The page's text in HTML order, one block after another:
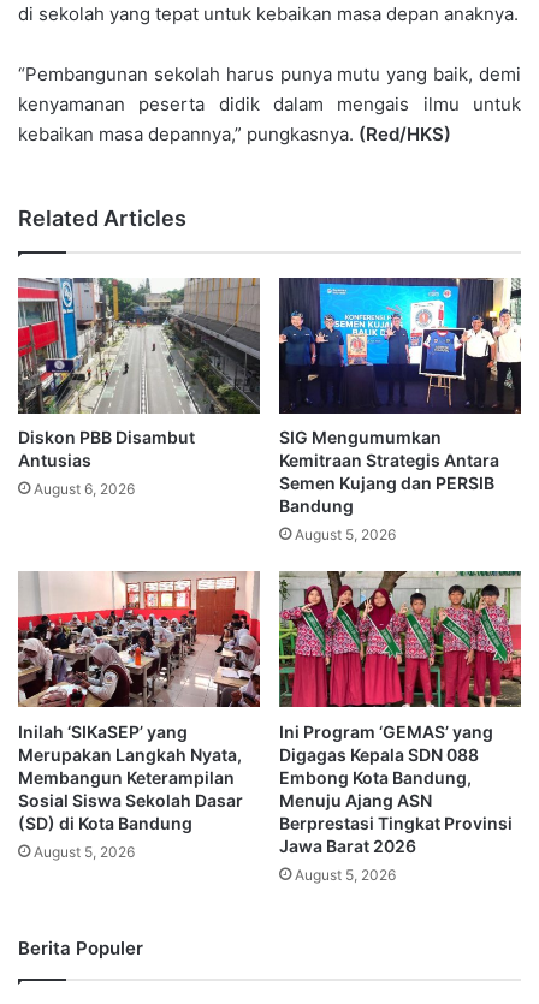
di sekolah yang tepat untuk kebaikan masa depan anaknya.
“Pembangunan sekolah harus punya mutu yang baik, demi
kenyamanan peserta didik dalam mengais ilmu untuk
kebaikan masa depannya,” pungkasnya. (Red/HKS)
Related Articles
Diskon PBB Disambut
Antusias
August 6, 2026
SIG Mengumumkan
Kemitraan Strategis Antara
Semen Kujang dan PERSIB
Bandung
August 5, 2026
Inilah ‘SIKaSEP’ yang
Merupakan Langkah Nyata,
Membangun Keterampilan
Sosial Siswa Sekolah Dasar
(SD) di Kota Bandung
August 5, 2026
Ini Program ‘GEMAS’ yang
Digagas Kepala SDN 088
Embong Kota Bandung,
Menuju Ajang ASN
Berprestasi Tingkat Provinsi
Jawa Barat 2026
August 5, 2026
Berita Populer